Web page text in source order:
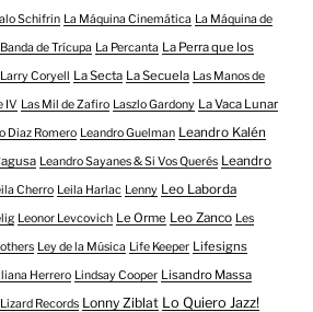
Schifrin La Máquina Cinemática La Máquina de
de Trícupa La Percanta La Perra que los
Larry Coryell La Secta La Secuela Las Manos de
IV Las Mil de Zafiro Laszlo Gardony La Vaca Lunar
Diaz Romero Leandro Guelman Leandro Kalén
Leandro Sayanes & Si Vos Querés Leandro
Cherro Leila Harlac Lenny Leo Laborda
Leonor Levcovich Le Orme Leo Zanco Les
Ley de la Música Life Keeper Lifesigns
Herrero Lindsay Cooper Lisandro Massa
Lizard Records Lonny Ziblat Lo Quiero Jazz!